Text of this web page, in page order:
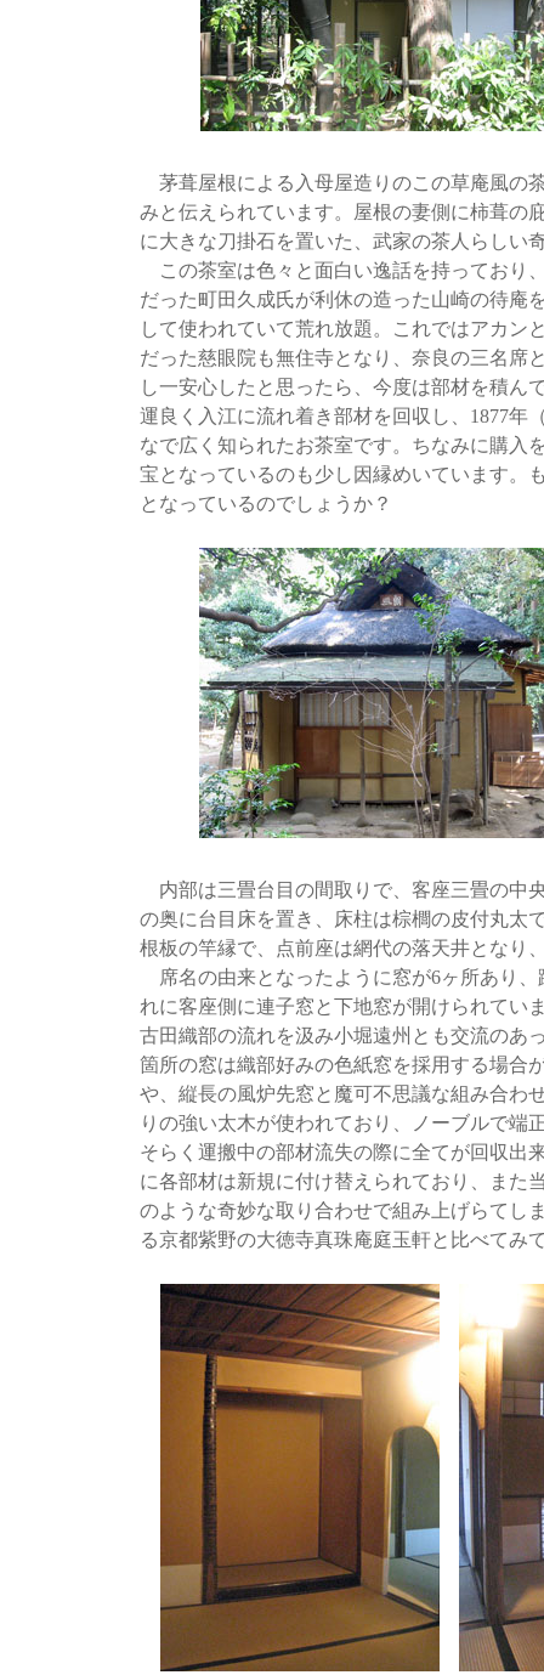
茅葺屋根による入母屋造りのこの草庵風の
みと伝えられています。屋根の妻側に柿葺の
に大きな刀掛石を置いた、武家の茶人らしい
この茶室は色々と面白い逸話を持っており
だった町田久成氏が利休の造った山崎の待庵
して使われていて荒れ放題。これではアカン
だった慈眼院も無住寺となり、奈良の三名席
し一安心したと思ったら、今度は部材を積ん
運良く入江に流れ着き部材を回収し、1877年
なで広く知られたお茶室です。ちなみに購入
宝となっているのも少し因縁めいています。
となっているのでしょうか？
内部は三畳台目の間取りで、客座三畳の中
の奥に台目床を置き、床柱は棕櫚の皮付丸太
根板の竿縁で、点前座は網代の落天井となり
席名の由来となったように窓が6ヶ所あり
れに客座側に連子窓と下地窓が開けられてい
古田織部の流れを汲み小堀遠州とも交流のあ
箇所の窓は織部好みの色紙窓を採用する場合
や、縦長の風炉先窓と魔可不思議な組み合わ
りの強い太木が使われており、ノーブルで端
そらく運搬中の部材流失の際に全てが回収出
に各部材は新規に付け替えられており、また
のような奇妙な取り合わせで組み上げらてし
る京都紫野の大徳寺真珠庵庭玉軒と比べてみ